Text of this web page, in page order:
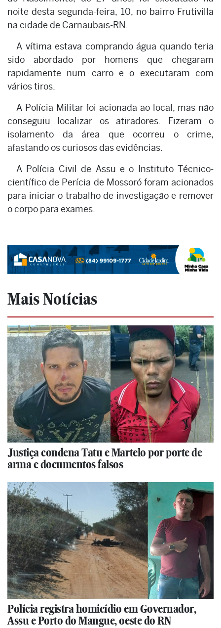
noite desta segunda-feira, 10, no bairro Frutivilla
na cidade de Carnaubais-RN.
A vítima estava comprando água quando teria
sido abordado por homens que chegaram
rapidamente num carro e o executaram com
vários tiros.
A Polícia Militar foi acionada ao local, mas não
conseguiu localizar os atiradores. Fizeram o
isolamento da área que ocorreu o crime,
afastando os curiosos das evidências.
A Polícia Civil de Assu e o Instituto Técnico-
científico de Perícia de Mossoró foram acionados
para iniciar o trabalho de investigação e remover
o corpo para exames.
Mais Notícias
Justiça condena Tatu e Martelo por porte de
arma e documentos falsos
Polícia registra homicídio em Governador,
Assu e Porto do Mangue, oeste do RN